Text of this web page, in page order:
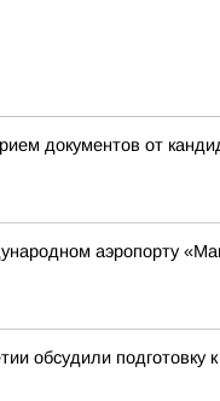
документов от
аэропорту
обсудили